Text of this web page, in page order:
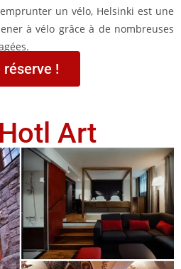
un vélo, Helsinki est une
à vélo grâce à de nombreuses
réserve !
Art